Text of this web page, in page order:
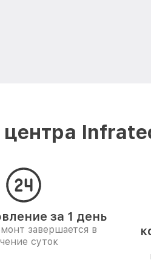
за 1 день
завершается в
суток